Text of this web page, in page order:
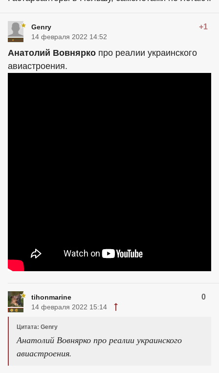
Genry +1
14 февраля 2022 14:52
Анатолий Вовнярко про реалии украинского
авиастроения.
tihonmarine 0
14 февраля 2022 15:14
Цитата: Genry
Анатолий Вовнярко про реалии украинского
авиастроения.